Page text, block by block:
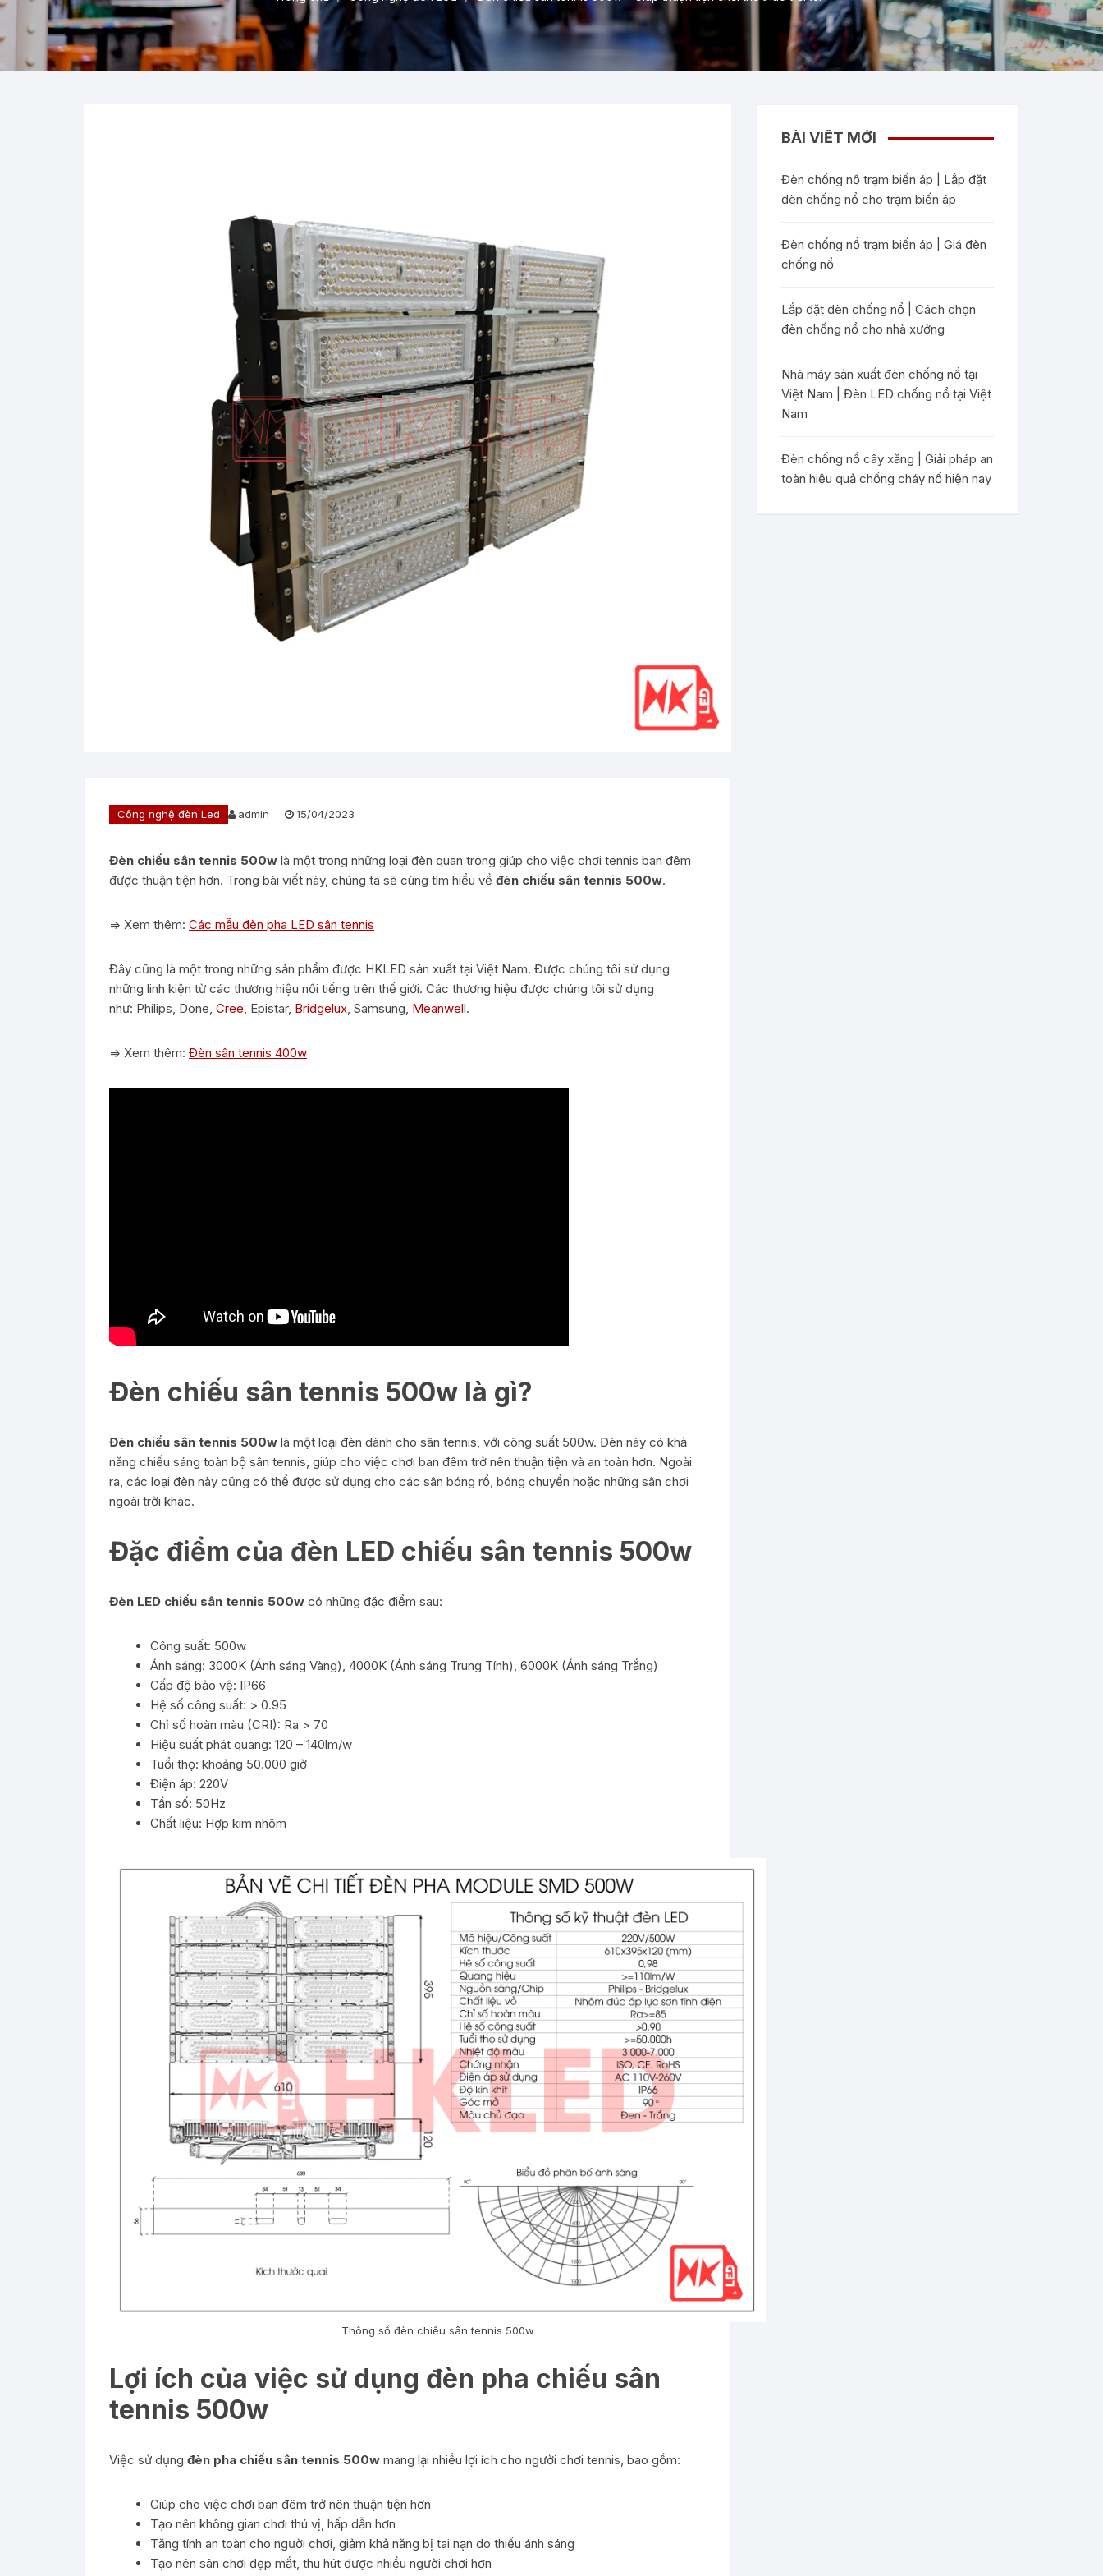
Công nghệ đèn Led admin 15/04/2023
Đèn chiếu sân tennis 500w là một trong những loại đèn quan trọng giúp cho việc chơi tennis ban đêm
được thuận tiện hơn. Trong bài viết này, chúng ta sẽ cùng tìm hiểu về đèn chiếu sân tennis 500w.
=> Xem thêm: Các mẫu đèn pha LED sân tennis
Đây cũng là một trong những sản phẩm được HKLED sản xuất tại Việt Nam. Được chúng tôi sử dụng
những linh kiện từ các thương hiệu nổi tiếng trên thế giới. Các thương hiệu được chúng tôi sử dụng
như: Philips, Done, Cree , Epistar, Bridgelux , Samsung, Meanwell.
=> Xem thêm: Đèn sân tennis 400w
Đèn chiếu sân tennis 500w là gì?
Đèn chiếu sân tennis 500w là một loại đèn dành cho sân tennis, với công suất 500w. Đèn này có khả
năng chiếu sáng toàn bộ sân tennis, giúp cho việc chơi ban đêm trở nên thuận tiện và an toàn hơn. Ngoài
ra, các loại đèn này cũng có thể được sử dụng cho các sân bóng rổ, bóng chuyền hoặc những sân chơi
ngoài trời khác.
Đặc điểm của đèn LED chiếu sân tennis 500w
Đèn LED chiếu sân tennis 500w có những đặc điểm sau:
Công suất: 500w
Ánh sáng: 3000K (Ánh sáng Vàng), 4000K (Ánh sáng Trung Tính), 6000K (Ánh sáng Trắng)
Cấp độ bảo vệ: IP66
Hệ số công suất: > 0.95
Chỉ số hoàn màu (CRI): Ra > 70
Hiệu suất phát quang: 120 – 140lm/w
Tuổi thọ: khoảng 50.000 giờ
Điện áp: 220V
Tần số: 50Hz
Chất liệu: Hợp kim nhôm
Thông số đèn chiếu sân tennis 500w
Lợi ích của việc sử dụng đèn pha chiếu sân
tennis 500w
Việc sử dụng đèn pha chiếu sân tennis 500w mang lại nhiều lợi ích cho người chơi tennis, bao gồm:
Giúp cho việc chơi ban đêm trở nên thuận tiện hơn
Tạo nên không gian chơi thú vị, hấp dẫn hơn
Tăng tính an toàn cho người chơi, giảm khả năng bị tai nạn do thiếu ánh sáng
Tạo nên sân chơi đẹp mắt, thu hút được nhiều người chơi hơn
BÀI VIẾT MỚI
Đèn chống nổ trạm biến áp | Lắp đặt
đèn chống nổ cho trạm biến áp
Đèn chống nổ trạm biến áp | Giá đèn
chống nổ
Lắp đặt đèn chống nổ | Cách chọn
đèn chống nổ cho nhà xưởng
Nhà máy sản xuất đèn chống nổ tại
Việt Nam | Đèn LED chống nổ tại Việt
Nam
Đèn chống nổ cây xăng | Giải pháp an
toàn hiệu quả chống cháy nổ hiện nay